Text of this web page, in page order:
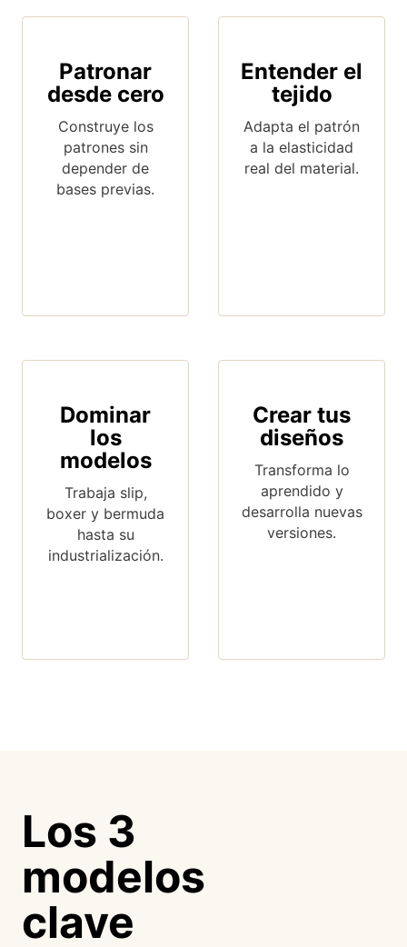
Patronar
desde cero
Construye los
patrones sin
depender de
bases previas.
Entender el
tejido
Adapta el patrón
a la elasticidad
real del material.
Dominar
los
modelos
Trabaja slip,
boxer y bermuda
hasta su
industrialización.
Crear tus
diseños
Transforma lo
aprendido y
desarrolla nuevas
versiones.
Los 3
modelos
clave